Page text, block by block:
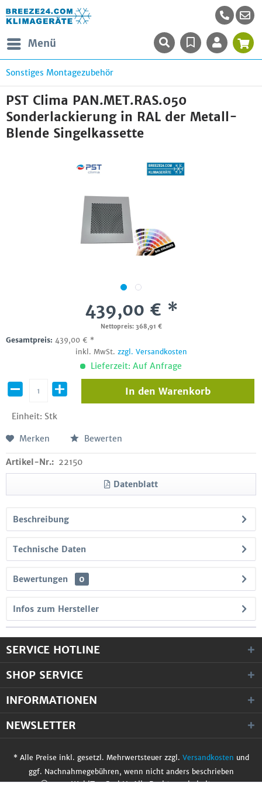
Menü
Sonstiges Montagezubehör
PST Clima PAN.MET.RAS.050
Sonderlackierung in RAL der Metall-
Blende Singelkassette
439,00 € *
Nettopreis: 368,91 €
Gesamtpreis: 439,00 € *
inkl. MwSt. zzgl. Versandkosten
Lieferzeit: Auf Anfrage
Einheit: Stk
In den Warenkorb
Merken Bewerten
Artikel-Nr.: 22150
Datenblatt
Beschreibung
Technische Daten
Bewertungen 0
Infos zum Hersteller
SERVICE HOTLINE
SHOP SERVICE
INFORMATIONEN
NEWSLETTER
* Alle Preise inkl. gesetzl. Mehrwertsteuer zzgl. Versandkosten und
ggf. Nachnahmegebühren, wenn nicht anders beschrieben
© 2017 WobiTec GmbH. Alle Rechte vorbehalten.